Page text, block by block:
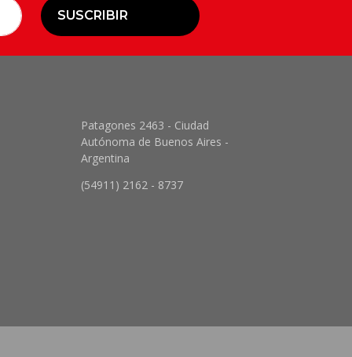
SUSCRIBIR
Patagones 2463 - Ciudad
Autónoma de Buenos Aires -
Argentina
(54911) 2162 - 8737